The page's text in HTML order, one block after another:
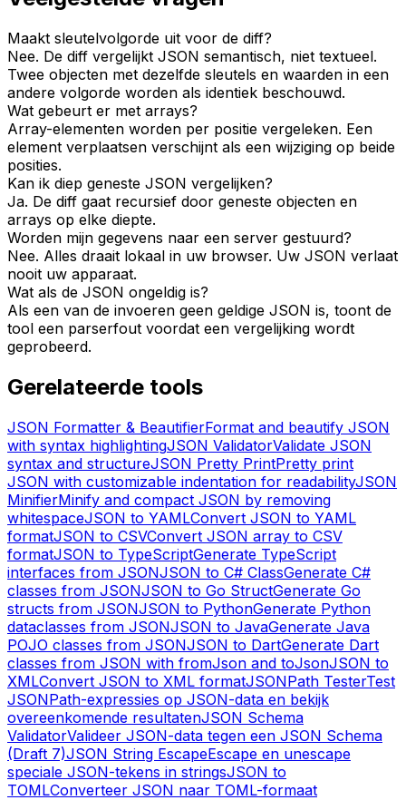
Maakt sleutelvolgorde uit voor de diff?
Nee. De diff vergelijkt JSON semantisch, niet textueel.
Twee objecten met dezelfde sleutels en waarden in een
andere volgorde worden als identiek beschouwd.
Wat gebeurt er met arrays?
Array-elementen worden per positie vergeleken. Een
element verplaatsen verschijnt als een wijziging op beide
posities.
Kan ik diep geneste JSON vergelijken?
Ja. De diff gaat recursief door geneste objecten en
arrays op elke diepte.
Worden mijn gegevens naar een server gestuurd?
Nee. Alles draait lokaal in uw browser. Uw JSON verlaat
nooit uw apparaat.
Wat als de JSON ongeldig is?
Als een van de invoeren geen geldige JSON is, toont de
tool een parserfout voordat een vergelijking wordt
geprobeerd.
Gerelateerde tools
JSON Formatter & BeautifierFormat and beautify JSON
with syntax highlightingJSON ValidatorValidate JSON
syntax and structureJSON Pretty PrintPretty print
JSON with customizable indentation for readabilityJSON
MinifierMinify and compact JSON by removing
whitespaceJSON to YAMLConvert JSON to YAML
formatJSON to CSVConvert JSON array to CSV
formatJSON to TypeScriptGenerate TypeScript
interfaces from JSONJSON to C# ClassGenerate C#
classes from JSONJSON to Go StructGenerate Go
structs from JSONJSON to PythonGenerate Python
dataclasses from JSONJSON to JavaGenerate Java
POJO classes from JSONJSON to DartGenerate Dart
classes from JSON with fromJson and toJsonJSON to
XMLConvert JSON to XML formatJSONPath TesterTest
JSONPath-expressies op JSON-data en bekijk
overeenkomende resultatenJSON Schema
ValidatorValideer JSON-data tegen een JSON Schema
(Draft 7)JSON String EscapeEscape en unescape
speciale JSON-tekens in stringsJSON to
TOMLConverteer JSON naar TOML-formaat